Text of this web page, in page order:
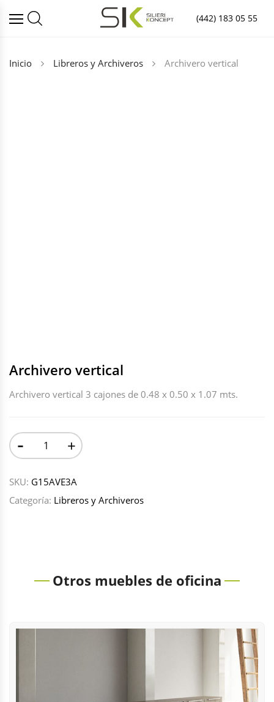
(442) 183 05 55
Inicio Libreros y Archiveros Archivero vertical
Archivero vertical
Archivero vertical 3 cajones de 0.48 x 0.50 x 1.07 mts.
- +
SKU: G15AVE3A
Categoría: Libreros y Archiveros
Otros muebles de oficina